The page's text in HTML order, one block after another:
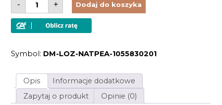
-
Łóżko
z
belek
dębowych
podstawą
zagłówkiem
160x200
+ Dodaj do koszyka
Symbol: DM-LOZ-NATPEA-1055830201
Opis
Informacje dodatkowe
Zapytaj o produkt
Opinie (0)